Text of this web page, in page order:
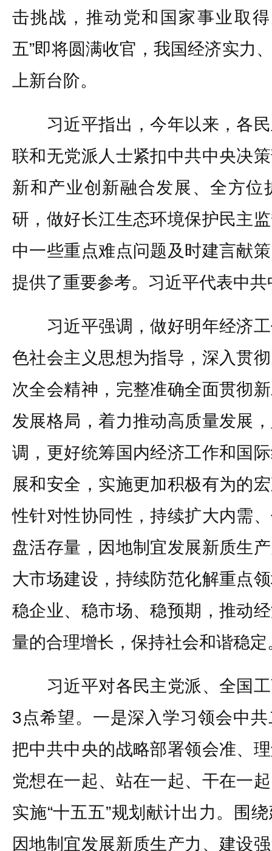
击挑战，推动党和国家事业取
五”即将圆满收官，我国经济实力
上新台阶。
习近平指出，今年以来，各民
联和无党派人士紧扣中共中央决
新和产业创新融合发展、全方位
研，做好长江生态环境保护民主
中一些重点难点问题及时建言献
提供了重要参考。习近平代表中
习近平强调，做好明年经济工
色社会主义思想为指导，深入贯
次全会精神，完整准确全面贯彻
发展格局，着力推动高质量发展
调，更好统筹国内经济工作和国
展和安全，实施更加积极有为的
性针对性协同性，持续扩大内需
盘活存量，因地制宜发展新质生
大市场建设，持续防范化解重点
稳企业、稳市场、稳预期，推动
量的合理增长，保持社会和谐稳定
习近平对各民主党派、全国工
3点希望。一是深入学习领会中
把中共中央的战略部署领会准、
党想在一起、站在一起、干在一
实施“十五五”规划献计出力。围
因地制宜发展新质生产力、建设